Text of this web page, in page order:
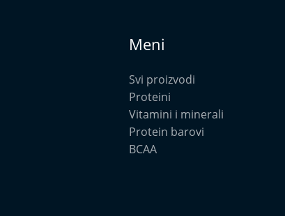
Meni
Svi proizvodi
Proteini
Vitamini i minerali
Protein barovi
BCAA